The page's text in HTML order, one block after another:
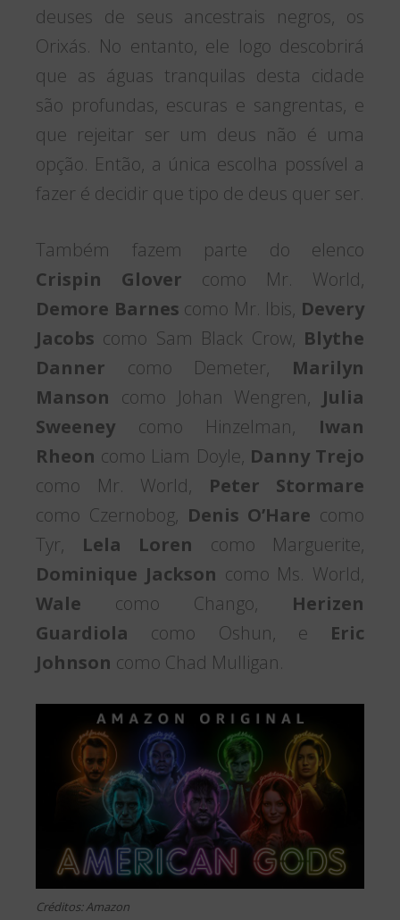
deuses de seus ancestrais negros, os
Orixás. No entanto, ele logo descobrirá
que as águas tranquilas desta cidade
são profundas, escuras e sangrentas, e
que rejeitar ser um deus não é uma
opção. Então, a única escolha possível a
fazer é decidir que tipo de deus quer ser.
Também fazem parte do elenco
Crispin Glover como Mr. World,
Demore Barnes como Mr. Ibis, Devery
Jacobs como Sam Black Crow, Blythe
Danner como Demeter, Marilyn
Manson como Johan Wengren, Julia
Sweeney como Hinzelman, Iwan
Rheon como Liam Doyle, Danny Trejo
como Mr. World, Peter Stormare
como Czernobog, Denis O’Hare como
Tyr, Lela Loren como Marguerite,
Dominique Jackson como Ms. World,
Wale como Chango, Herizen
Guardiola como Oshun, e Eric
Johnson como Chad Mulligan.
Créditos: Amazon